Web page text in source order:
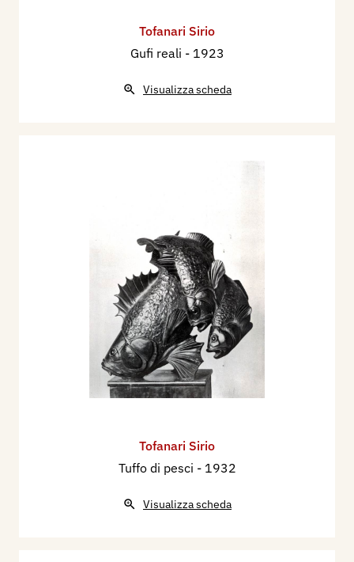
Tofanari Sirio
Gufi reali - 1923
Visualizza scheda
Tofanari Sirio
Tuffo di pesci - 1932
Visualizza scheda